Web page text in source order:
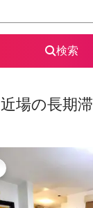
検索
近場の長期